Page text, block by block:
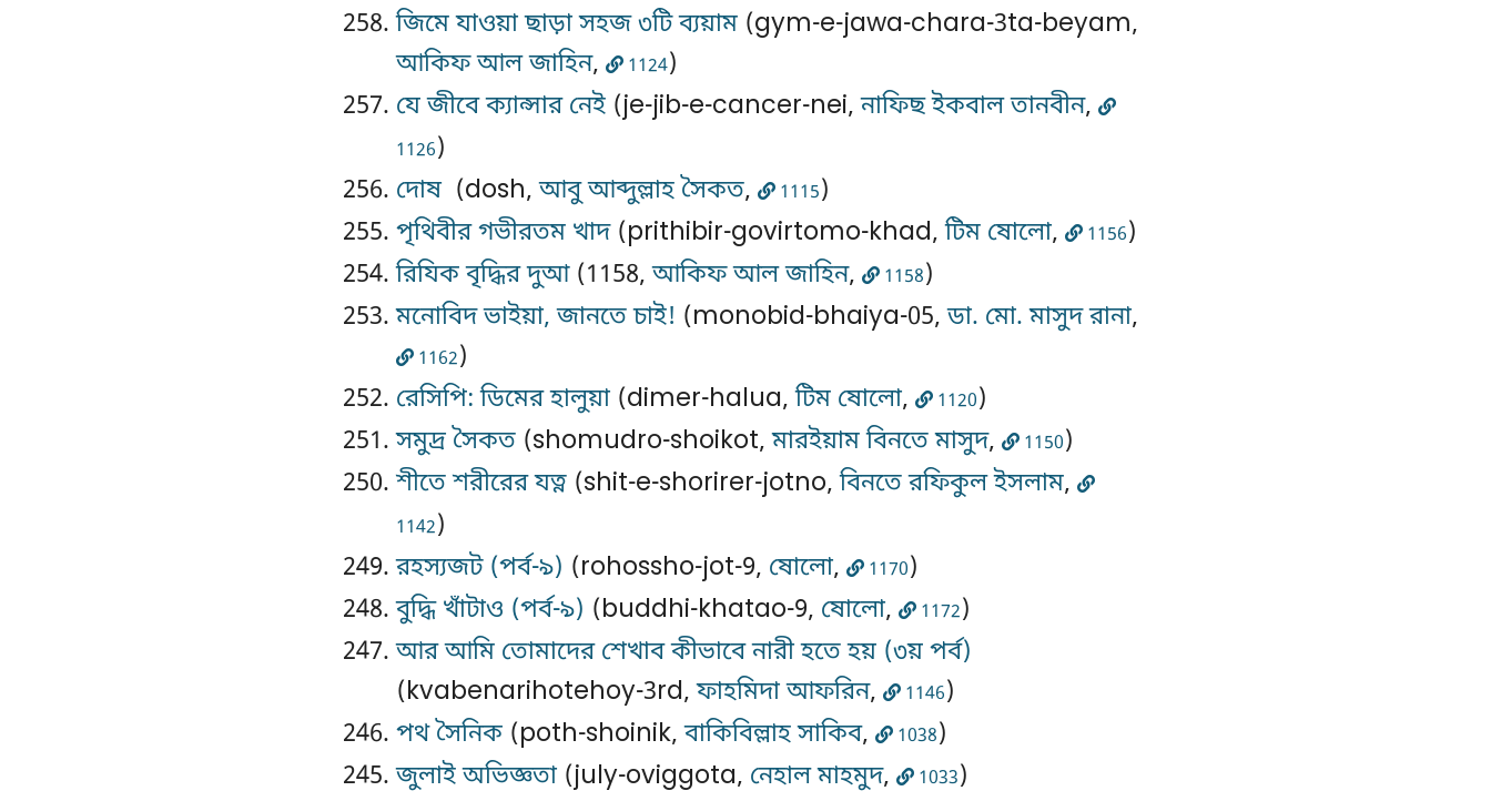
জিমে যাওয়া ছাড়া সহজ ৩টি ব্যয়াম (gym-e-jawa-chara-3ta-beyam,
আকিফ আল জাহিন, 1124)
যে জীবে ক্যান্সার নেই (je-jib-e-cancer-nei,নাফিছ ইকবাল তানবীন,
1126)
দোষ (dosh,আবু আব্দুল্লাহ সৈকত, 1115)
পৃথিবীর গভীরতম খাদ(prithibir-govirtomo-khad,টিম ষোলো, 1156)
রিযিক বৃদ্ধির দুআ(1158,আকিফ আল জাহিন, 1158)
মনোবিদ ভাইয়া, জানতে চাই! (monobid-bhaiya-05,ডা. মো. মাসুদ রানা,
1162)
রেসিপি: ডিমের হালুয়া (dimer-halua,টিম ষোলো, 1120)
সমুদ্র সৈকত (shomudro-shoikot,মারইয়াম বিনতে মাসুদ, 1150)
শীতে শরীরের যত্ন (shit-e-shorirer-jotno,বিনতে রফিকুল ইসলাম,
1142)
রহস্যজট (পর্ব-৯) (rohossho-jot-9, ষোলো, 1170)
বুদ্ধি খাঁটাও (পর্ব-৯) (buddhi-khatao-9, ষোলো, 1172)
আর আমি তোমাদের শেখাব কীভাবে নারী হতে হয় (৩য় পর্ব)
(kvabenarihotehoy-3rd,ফাহমিদা আফরিন, 1146)
পথ সৈনিক (poth-shoinik,বাকিবিল্লাহ সাকিব, 1038)
জুলাই অভিজ্ঞতা (july-oviggota, নেহাল মাহমুদ, 1033)